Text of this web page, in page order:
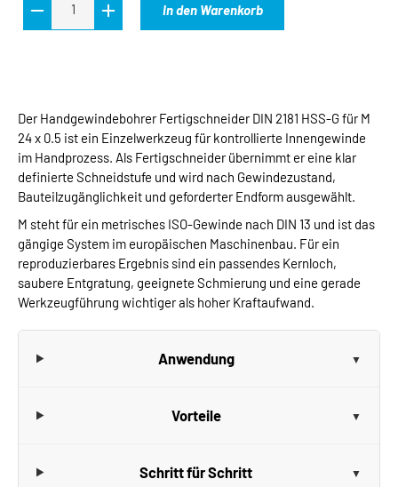
In den Warenkorb
Der Handgewindebohrer Fertigschneider DIN 2181 HSS-G für M
24 x 0.5 ist ein Einzelwerkzeug für kontrollierte Innengewinde
im Handprozess. Als Fertigschneider übernimmt er eine klar
definierte Schneidstufe und wird nach Gewindezustand,
Bauteilzugänglichkeit und geforderter Endform ausgewählt.
M steht für ein metrisches ISO-Gewinde nach DIN 13 und ist das
gängige System im europäischen Maschinenbau. Für ein
reproduzierbares Ergebnis sind ein passendes Kernloch,
saubere Entgratung, geeignete Schmierung und eine gerade
Werkzeugführung wichtiger als hoher Kraftaufwand.
Anwendung
Vorteile
Schritt für Schritt